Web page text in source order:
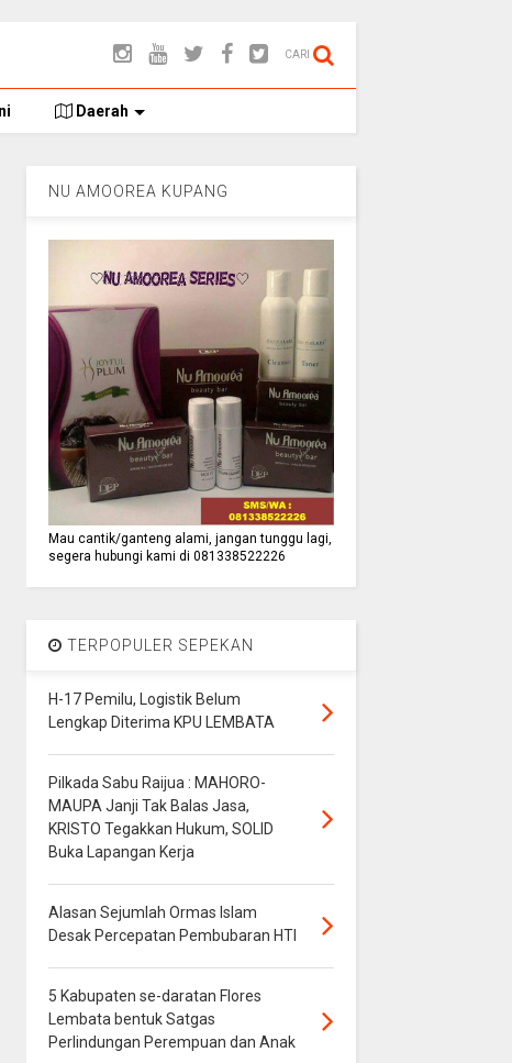
CARI
Daerah
NU AMOOREA KUPANG
Mau cantik/ganteng alami, jangan tunggu lagi,
segera hubungi kami di 081338522226
TERPOPULER SEPEKAN
H-17 Pemilu, Logistik Belum
Lengkap Diterima KPU LEMBATA
Pilkada Sabu Raijua : MAHORO-
MAUPA Janji Tak Balas Jasa,
KRISTO Tegakkan Hukum, SOLID
Buka Lapangan Kerja
Alasan Sejumlah Ormas Islam
Desak Percepatan Pembubaran HTI
5 Kabupaten se-daratan Flores
Lembata bentuk Satgas
Perlindungan Perempuan dan Anak